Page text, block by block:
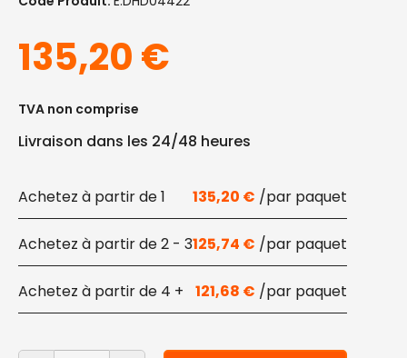
135,20€
TVA non comprise
Livraison dans les 24/48 heures
1 135,20 €
2 - 3125,74 €
4 + 121,68 €